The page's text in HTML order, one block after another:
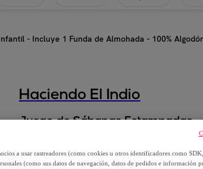
- Incluye 1 Funda de Almohada - 100%
Haciendo El Indio
Juego de Sábanas Estampadas
100% Algodón - Cuna /
Desde
a usar rastreadores (como cookies u otros identificadores como
(como sus datos de navegación, datos de pedidos e información